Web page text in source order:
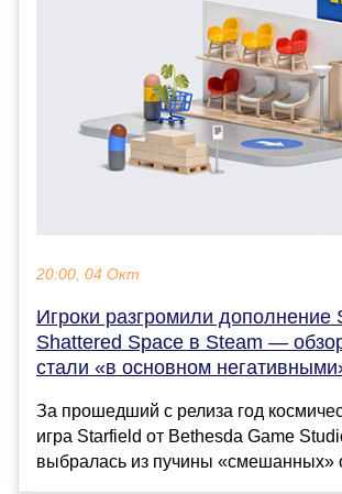
20:00, 04 Окт
Игроки разгромили дополнение
Shattered Space в Steam —
стали «в основном
За прошедший с релиза год
игра Starfield от Bethesda Game
выбралась из пучины «смешанных»